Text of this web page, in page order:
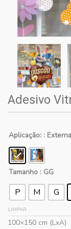
Adesivo
Aplicação: : Externa
Tamanho : GG
P M G
LIMPAR
100×150 cm (LxA)